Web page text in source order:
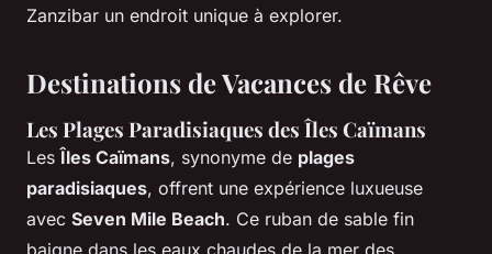
Zanzibar un endroit unique à explorer.
Destinations de Vacances de Rêve
Les Plages Paradisiaques des Îles Caïmans
Les Îles Caïmans, synonyme de plages
paradisiaques, offrent une expérience luxueuse
avec Seven Mile Beach. Ce ruban de sable fin